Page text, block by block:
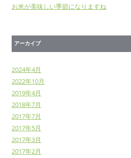
お米が美味しい季節になりますね
アーカイブ
2024年4月
2022年10月
2019年4月
2018年7月
2017年7月
2017年5月
2017年3月
2017年2月